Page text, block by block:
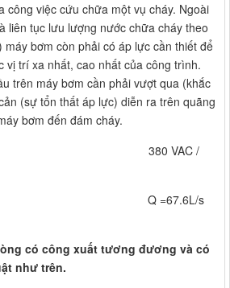
công việc cứu chữa một vụ cháy. Ngoài
liên tục lưu lượng nước chữa cháy theo
máy bơm còn phải có áp lực cần thiết để
vị trí xa nhất, cao nhất của công trình.
trên máy bơm cần phải vượt qua (khắc
(sự tổn thất áp lực) diễn ra trên quãng
bơm đến đám cháy.
380 VAC /
máy Q =67.6L/s
có công xuất tương đương và có
như trên.